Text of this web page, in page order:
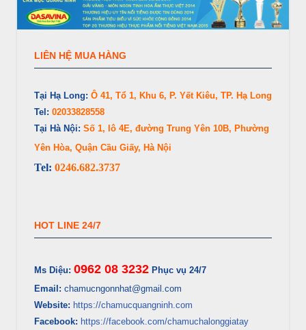
LIÊN HỆ MUA HÀNG
Tại Hạ Long: Ô 41, Tổ 1, Khu 6, P. Yết Kiêu, TP. Hạ Long
Tel: 02033828558
Tại Hà Nội: Số 1, lô 4E, đường Trung Yên 10B, Phường
Yên Hòa, Quận Cầu Giấy, Hà Nội
Tel: 0246.682.3737
HOT LINE 24/7
Ms Diệu: 0962 08 3232 Phục vụ 24/7
Email: chamucngonnhat@gmail.com
Website: https://chamucquangninh.com
Facebook: https://facebook.com/chamuchalonggiatay